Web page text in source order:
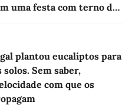
uma festa com terno de
plantou eucaliptos para
Sem saber,
com que os